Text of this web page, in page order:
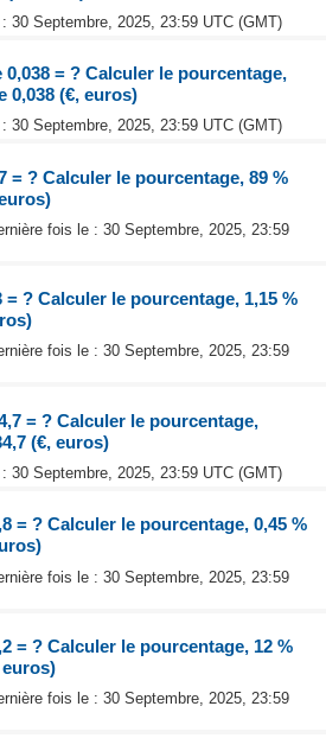
30 Septembre, 2025, 23:59 UTC (GMT)
0,038 = ? Calculer le pourcentage,
0,038 (€, euros)
30 Septembre, 2025, 23:59 UTC (GMT)
= ? Calculer le pourcentage, 89 %
fois le : 30 Septembre, 2025, 23:59
= ? Calculer le pourcentage, 1,15 %
fois le : 30 Septembre, 2025, 23:59
= ? Calculer le pourcentage,
(€, euros)
30 Septembre, 2025, 23:59 UTC (GMT)
= ? Calculer le pourcentage, 0,45 %
fois le : 30 Septembre, 2025, 23:59
= ? Calculer le pourcentage, 12 %
euros)
fois le : 30 Septembre, 2025, 23:59